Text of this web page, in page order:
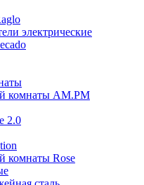
электрические
комнаты AM.PM
2.0
комнаты Rose